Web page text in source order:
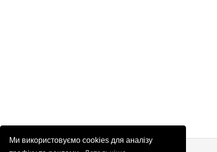
Ми використовуємо cookies для аналізу
© Патріоти України 2026 Правова інформація